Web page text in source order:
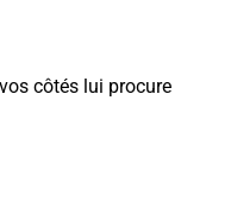
côtés lui procure